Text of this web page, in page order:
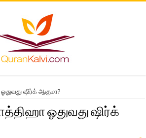
ஷிர்க் ஆகுமா?
ஓதுவது ஷிர்க்